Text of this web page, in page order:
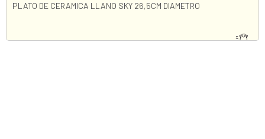
PLATO DE CERAMICA LLANO SKY 26,5CM DIAMETRO